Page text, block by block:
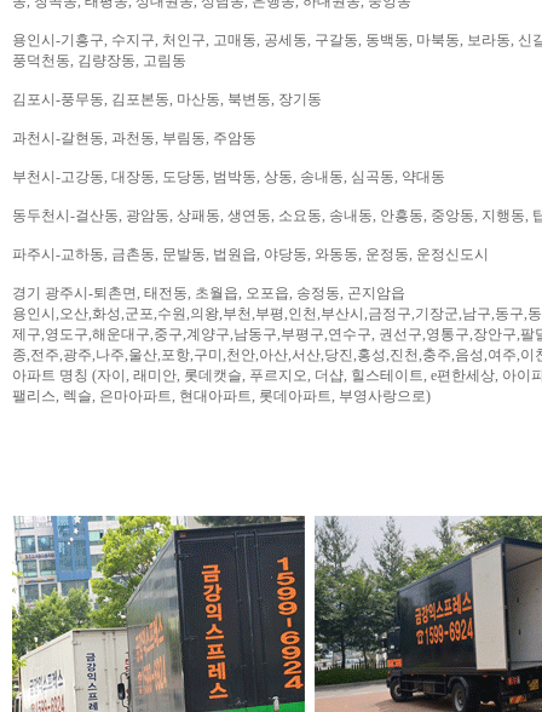
용인시-기흥구, 수지구, 처인구, 고매동, 공세동, 구갈동, 동백동, 마북동, 보라동,
풍덕천동, 김량장동, 고림동
김포시-풍무동, 김포본동, 마산동, 북변동, 장기동
과천시-갈현동, 과천동, 부림동, 주암동
부천시-고강동, 대장동, 도당동, 범박동, 상동, 송내동, 심곡동, 약대동
동두천시-걸산동, 광암동, 상패동, 생연동, 소요동, 송내동, 안흥동, 중앙동, 지행동,
파주시-교하동, 금촌동, 문발동, 법원읍, 야당동, 와동동, 운정동, 운정신도시
경기 광주시-퇴촌면, 태전동, 초월읍, 오포읍, 송정동, 곤지암읍
용인시,오산,화성,군포,수원,의왕,부천,부평,인천,부산시,금정구,기장군,남구,동구,
제구,영도구,해운대구,중구,계양구,남동구,부평구,연수구, 권선구,영통구,장안구,
종,전주,광주,나주,울산,포항,구미,천안,아산,서산,당진,홍성,진천,충주,음성,여주,이
아파트 명칭 (자이, 래미안, 롯데캣슬, 푸르지오, 더샵, 힐스테이트, e편한세상, 아이
팰리스, 렉슬, 은마아파트, 현대아파트, 롯데아파트, 부영사랑으로)